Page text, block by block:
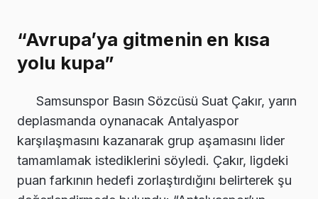
“Avrupa’ya gitmenin en kısa
yolu kupa”
Samsunspor Basın Sözcüsü Suat Çakır, yarın
deplasmanda oynanacak Antalyaspor
karşılaşmasını kazanarak grup aşamasını lider
tamamlamak istediklerini söyledi. Çakır, ligdeki
puan farkının hedefi zorlaştırdığını belirterek şu